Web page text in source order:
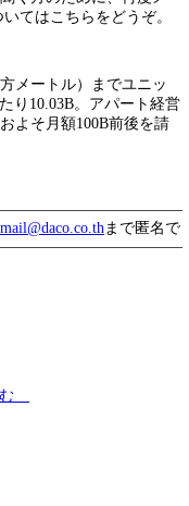
てはこちらをどうぞ。
メートル）までユニッ
り10.03B。アパート経営
よそ月額100B前後を請
mail@daco.co.thまで匿名で
む